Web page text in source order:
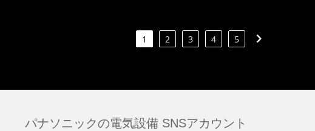
1 2 3 4 5
パナソニックの電気設備 SNSアカウント